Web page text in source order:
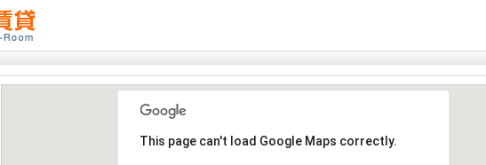
This page can't load Google Maps correctly.